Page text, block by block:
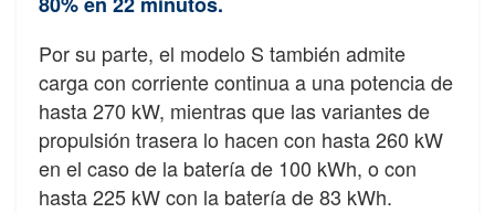
Por su parte, el modelo S también admite
carga con corriente continua a una potencia de
hasta 270 kW, mientras que las variantes de
propulsión trasera lo hacen con hasta 260 kW
en el caso de la batería de 100 kWh, o con
hasta 225 kW con la batería de 83 kWh.